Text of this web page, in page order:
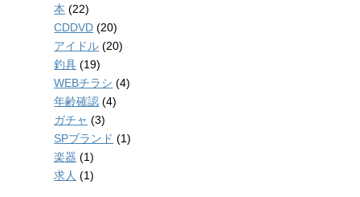
本 (22)
CDDVD (20)
アイドル (20)
釣具 (19)
WEBチラシ (4)
年齢確認 (4)
ガチャ (3)
SPブランド (1)
楽器 (1)
求人 (1)